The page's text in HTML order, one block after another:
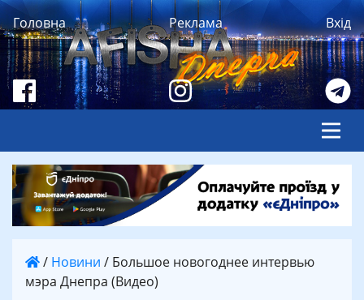
Головна Реклама Вхід
/ Новини / Большое новогоднее интервью
мэра Днепра (Видео)